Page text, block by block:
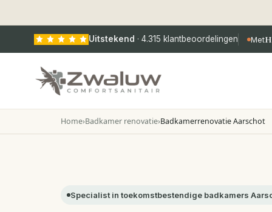
Uitstekend · 4.315 klantbeoordelingen Met
Home›Badkamer renovatie›Badkamerrenovatie Aarschot
Specialist in toekomstbestendige badkamers